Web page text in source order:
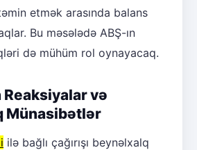
etmək arasında balans
Bu məsələdə ABŞ-ın
də mühüm rol oynayacaq.
və
Münasibətlər
ilə bağlı çağırışı beynəlxalq